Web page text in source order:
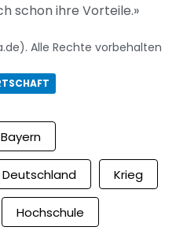
schon ihre Vorteile.»
Alle Rechte vorbehalten
Bayern
Deutschland Krieg
Hochschule